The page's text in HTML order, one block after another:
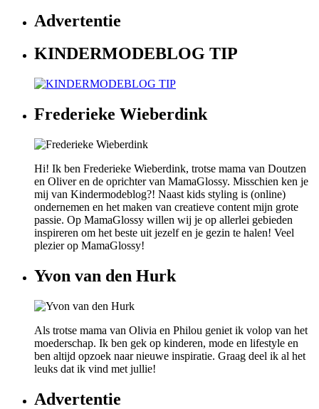
Advertentie
KINDERMODEBLOG TIP
Frederieke Wieberdink
Hi! Ik ben Frederieke Wieberdink, trotse mama van Doutzen
en Oliver en de oprichter van MamaGlossy. Misschien ken je
mij van Kindermodeblog?! Naast kids styling is (online)
ondernemen en het maken van creatieve content mijn grote
passie. Op MamaGlossy willen wij je op allerlei gebieden
inspireren om het beste uit jezelf en je gezin te halen! Veel
plezier op MamaGlossy!
Yvon van den Hurk
Als trotse mama van Olivia en Philou geniet ik volop van het
moederschap. Ik ben gek op kinderen, mode en lifestyle en
ben altijd opzoek naar nieuwe inspiratie. Graag deel ik al het
leuks dat ik vind met jullie!
Advertentie